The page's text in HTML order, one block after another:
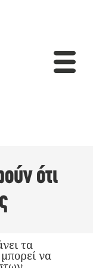
ότι
τα
να